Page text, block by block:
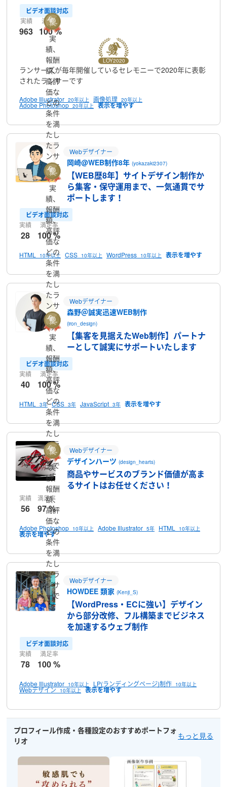
ビデオ面談対応
実績
963
満足率
100 %
ランサーズが毎年開催しているセレモニーで2020年に表彰
されたランサーです
Adobe Illustrator 20年以上 画像処理 20年以上
Adobe Photoshop 20年以上
実
績、
報酬
額、
高評
価な
どの
条件
を満
たし
たラ
ンサ
ーで
す
Webデザイナー
岡崎@WEB制作8年(yokazaki2307)
【WEB歴8年】サイトデザイン制作か
ら集客・保守運用まで、一気通貫でサ
ポートします！
ビデオ面談対応
実績
28
満足率
100 %
HTML 10年以上 CSS 10年以上 WordPress 10年以上
実
績、
報酬
額、
高評
価な
どの
条件
を満
たし
たラ
ンサ
ーで
す
Webデザイナー
森野＠誠実迅速WEB制作
(iron_design)
【集客を見据えたWeb制作】パートナ
ーとして誠実にサポートいたします
ビデオ面談対応
実績
40
満足率
100 %
HTML 3年 CSS 3年 JavaScript 3年
実
績、
報酬
額、
高評
価な
どの
条件
を満
たし
たラ
ンサ
ーで
す
Webデザイナー
デザインハーツ(design_hearts)
商品やサービスのブランド価値が高ま
るサイトはお任せください！
実績
56
満足率
97 %
Adobe Photoshop 10年以上 Adobe Illustrator 5年 HTML 10年以上
実
績、
報酬
額、
高評
価な
どの
条件
を満
たし
たラ
ンサ
ーで
す
Webデザイナー
HOWDEE 類家(Kenji_S)
【WordPress・ECに強い】デザイン
から部分改修、フル構築までビジネス
を加速するウェブ制作
ビデオ面談対応
実績
78
満足率
100 %
Adobe Illustrator 10年以上 LP(ランディングページ)制作 10年以上
Webデザイン 10年以上
プロフィール作成・各種設定のおすすめポートフォ
リオ
もっと見る